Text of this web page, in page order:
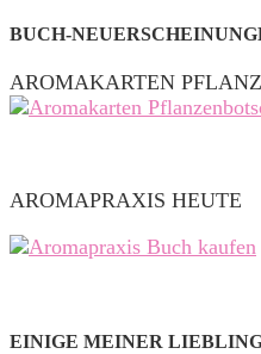
BUCH-
AROMAKARTEN
AROMAPRAXIS HEUTE
EINIGE MEINER